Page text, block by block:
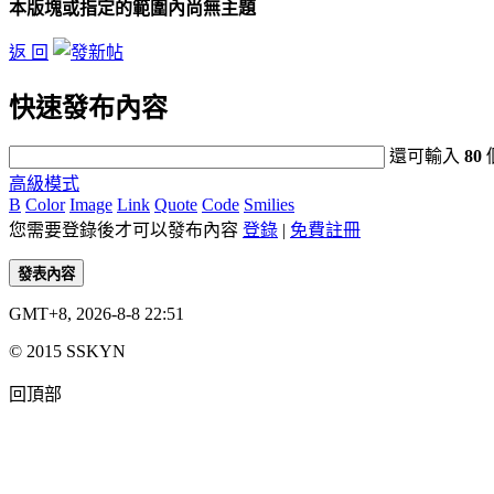
本版塊或指定的範圍內尚無主題
返 回
快速發布內容
還可輸入80
高級模式
B Color Image Link Quote Code Smilies
您需要登錄後才可以發布內容 登錄 | 免費註冊
發表內容
GMT+8, 2026-8-8 22:51
© 2015 SSKYN
回頂部